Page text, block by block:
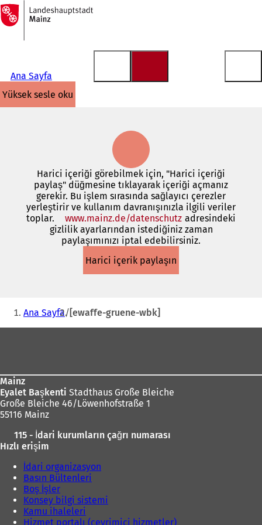
İçeriğe atla
Ana
sayfaya
Ana Sayfa
yüksek sesle oku
Harici içeriği görebilmek için, "Harici içeriği
paylaş" düğmesine tıklayarak içeriği açmanız
gerekir. Bu işlem sırasında sağlayıcı çerezler
yerleştirir ve kullanım davranışınızla ilgili veriler
toplar.
www.mainz.de/datenschutz(Yeni
bir
sekmede
adresindeki
gizlilik ayarlarından istediğiniz zaman
paylaşımınızı iptal edebilirsiniz.
Harici içerik paylaşın
Buradasınız:
Ana Sayfa [ewaffe-gruene-wbk]
Mainz
Eyalet Başkenti Stadthaus Große Bleiche
Große Bleiche 46/Löwenhofstraße 1
55116 Mainz
115 - İdari kurumların çağrı numarası
Hızlı erişim
İdari organizasyon
Basın Bültenleri
Boş İşler
Konsey bilgi sistemi
Kamu ihaleleri
Hizmet portalı (çevrimiçi hizmetler)